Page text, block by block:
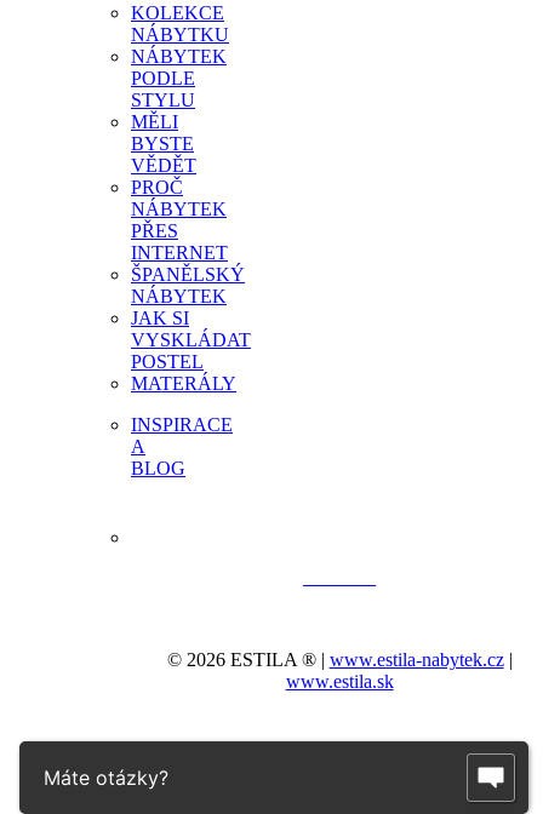
KOLEKCE
NÁBYTKU
NÁBYTEK
PODLE
STYLU
MĚLI
BYSTE
VĚDĚT
PROČ
NÁBYTEK
PŘES
INTERNET
ŠPANĚLSKÝ
NÁBYTEK
JAK SI
VYSKLÁDAT
POSTEL
MATERÁLY
INSPIRACE
A
BLOG
© 2026 ESTILA ® | www.estila-nabytek.cz|
www.estila.sk
Máte otázky?